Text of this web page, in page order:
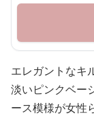
エレガントなキ
淡いピンクベー
ース模様が女性